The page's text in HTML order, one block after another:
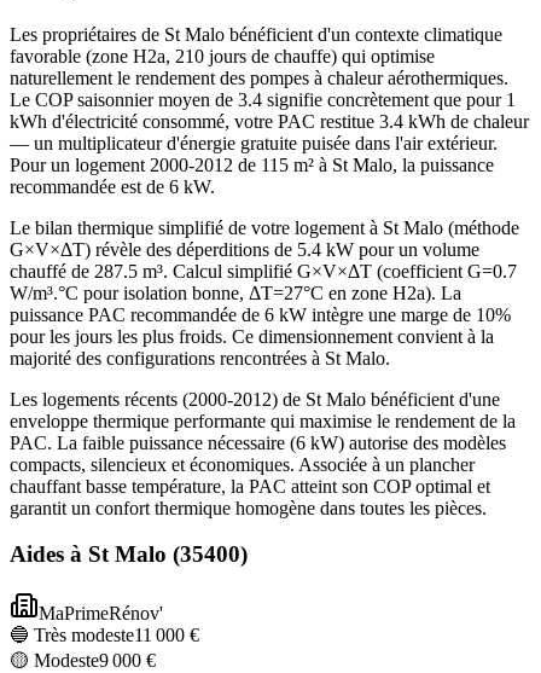
Les propriétaires de St Malo bénéficient d'un contexte climatique
favorable (zone H2a, 210 jours de chauffe) qui optimise
naturellement le rendement des pompes à chaleur aérothermiques.
Le COP saisonnier moyen de 3.4 signifie concrètement que pour 1
kWh d'électricité consommé, votre PAC restitue 3.4 kWh de chaleur
— un multiplicateur d'énergie gratuite puisée dans l'air extérieur.
Pour un logement 2000-2012 de 115 m² à St Malo, la puissance
recommandée est de 6 kW.
Le bilan thermique simplifié de votre logement à St Malo (méthode
G×V×ΔT) révèle des déperditions de 5.4 kW pour un volume
chauffé de 287.5 m³. Calcul simplifié G×V×ΔT (coefficient G=0.7
W/m³.°C pour isolation bonne, ΔT=27°C en zone H2a). La
puissance PAC recommandée de 6 kW intègre une marge de 10%
pour les jours les plus froids. Ce dimensionnement convient à la
majorité des configurations rencontrées à St Malo.
Les logements récents (2000-2012) de St Malo bénéficient d'une
enveloppe thermique performante qui maximise le rendement de la
PAC. La faible puissance nécessaire (6 kW) autorise des modèles
compacts, silencieux et économiques. Associée à un plancher
chauffant basse température, la PAC atteint son COP optimal et
garantit un confort thermique homogène dans toutes les pièces.
Aides à St Malo (35400)
MaPrimeRénov'
🔵 Très modeste11 000 €
🟡 Modeste9 000 €